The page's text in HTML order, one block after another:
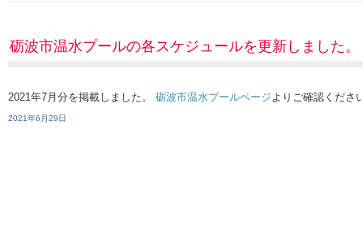
砺波市温水プールの各スケジュールを更新しました。
2021年7月分を掲載しました。 砺波市温水プールページよりご確認くださ
2021年6月29日